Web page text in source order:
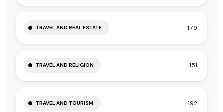
TRAVEL AND REAL ESTATE 179
TRAVEL AND RELIGION 151
TRAVEL AND TOURISM 192